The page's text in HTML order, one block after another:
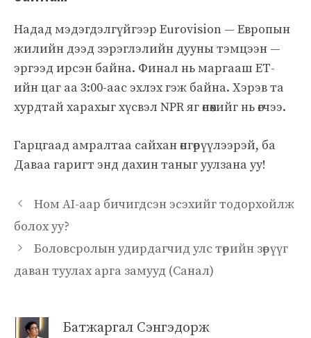
Надад мэдэгдэлгүйгээр Eurovision — Европын
жилийн дээд зэрэглэлийн дууны тэмцээн —
эргээд ирсэн байна. Финал нь маргааш ЕТ-
ийн цаг аа 3:00-аас эхлэх гэж байна. Хэрэв та
хурдтай харахыг хүсвэл NPR яг өнөөхийг нь өгчээ.
Гарцгаад амралтаа сайхан өнгөрүүлээрэй, ба
Даваа гаригт энд дахин таныг уулзана уу!
Ном AI-аар бичигдсэн эсэхийг тодорхойлж
болох уу?
Боловсролын удирдагчид улс төрийн зөрүүг
даван туулах арга замууд (Санал)
Батжаргал Сэнгэдорж